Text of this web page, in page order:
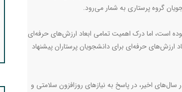
گروه پرستاری به شمار می‌رود.
است، اما درک اهمیت تمامی ابعاد ارزش‌های حرفه‌ای
ارزش‌های حرفه‌ای برای دانشجویان پرستاران پیشنهاد
اخیر، در پاسخ به نیازهای روزافزون سلامتی و